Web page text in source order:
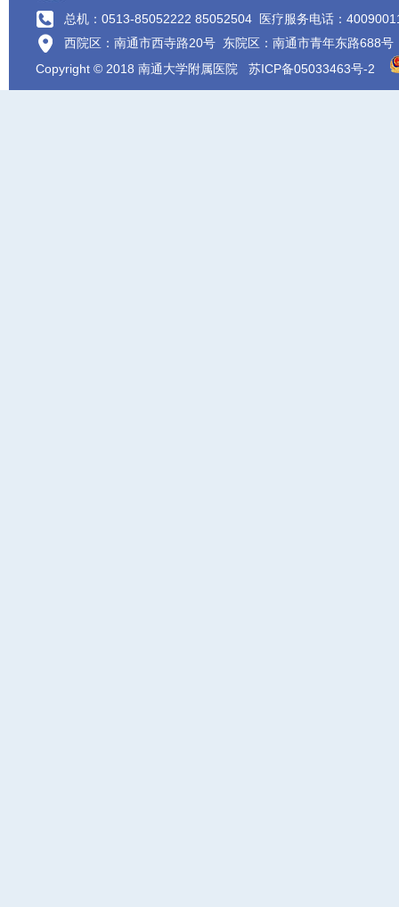
总机：0513-85052222 85052504 医疗服务电话：
西院区：南通市西寺路20号 东院区：南通市青年东路688号
Copyright © 2018 南通大学附属医院 苏ICP备05033463号-2